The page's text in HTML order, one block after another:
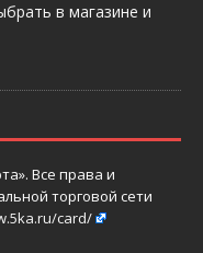
в магазине и
Все права и
торговой сети
card/